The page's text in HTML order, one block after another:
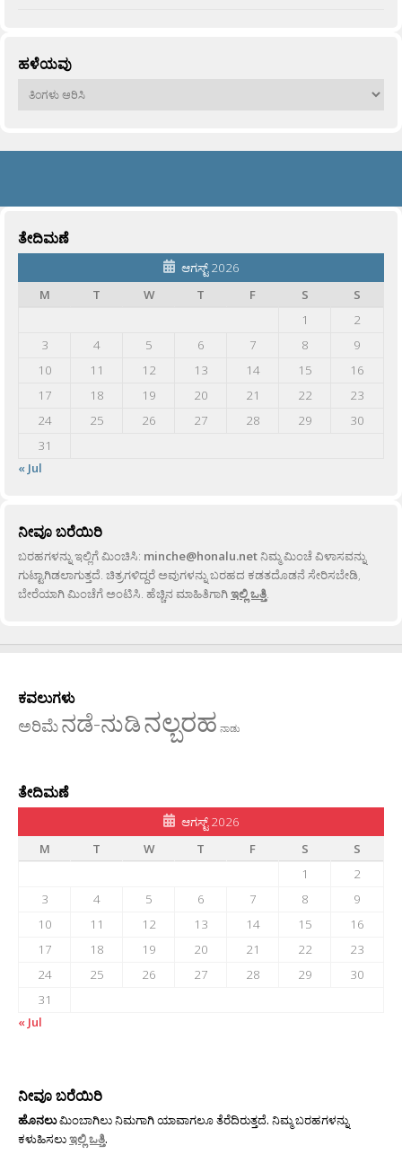
ಹಳೆಯವು
ಹಳೆಯವು
ತೇದಿಮಣೆ
ಆಗಸ್ಟ್ 2026
M
T W T F S
S
1
2
3
4 5 6 7 8
9
10
11 12 13 14 15
16
17
18 19 20 21 22
23
24
25 26 27 28 29
30
31
« Jul
ನೀವೂ ಬರೆಯಿರಿ
ಬರಹಗಳನ್ನು ಇಲ್ಲಿಗೆ ಮಿಂಚಿಸಿ: minche@honalu.netನಿಮ್ಮ ಮಿಂಚೆ ವಿಳಾಸವನ್ನು
ಗುಟ್ಟಾಗಿಡಲಾಗುತ್ತದೆ. ಚಿತ್ರಗಳಿದ್ದರೆ ಅವುಗಳನ್ನು ಬರಹದ ಕಡತದೊಡನೆ ಸೇರಿಸಬೇಡಿ,
ಬೇರೆಯಾಗಿ ಮಿಂಚೆಗೆ ಅಂಟಿಸಿ. ಹೆಚ್ಚಿನ ಮಾಹಿತಿಗಾಗಿಇಲ್ಲಿ ಒತ್ತಿ.
ಕವಲುಗಳು
ಅರಿಮೆನಡೆ-ನುಡಿನಲ್ಬರಹ ನಾಡು
ತೇದಿಮಣೆ
ಆಗಸ್ಟ್ 2026
M
T W T F S
S
1
2
3
4 5 6 7 8
9
10
11 12 13 14 15
16
17
18 19 20 21 22
23
24
25 26 27 28 29
30
31
« Jul
ನೀವೂ ಬರೆಯಿರಿ
ಹೊನಲುಮಿಂಬಾಗಿಲು ನಿಮಗಾಗಿ ಯಾವಾಗಲೂ ತೆರೆದಿರುತ್ತದೆ. ನಿಮ್ಮ ಬರಹಗಳನ್ನು
ಕಳುಹಿಸಲುಇಲ್ಲಿ ಒತ್ತಿ.